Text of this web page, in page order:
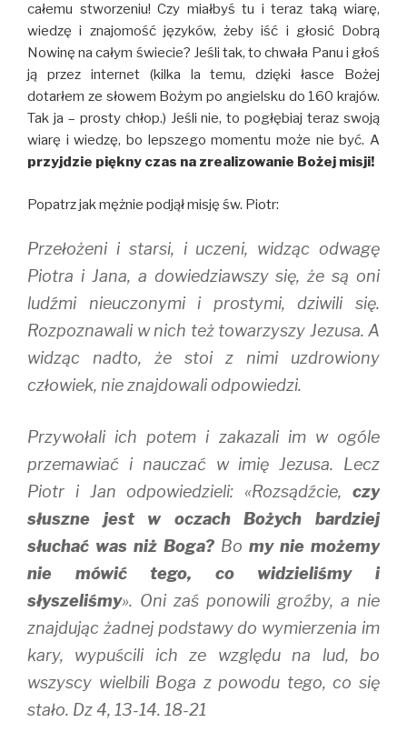
całemu stworzeniu! Czy miałbyś tu i teraz taką wiarę,
wiedzę i znajomość języków, żeby iść i głosić Dobrą
Nowinę na całym świecie? Jeśli tak, to chwała Panu i głoś
ją przez internet (kilka la temu, dzięki łasce Bożej
dotarłem ze słowem Bożym po angielsku do 160 krajów.
Tak ja – prosty chłop.) Jeśli nie, to pogłębiaj teraz swoją
wiarę i wiedzę, bo lepszego momentu może nie być. A
przyjdzie piękny czas na zrealizowanie Bożej misji!
Popatrz jak mężnie podjął misję św. Piotr:
Przełożeni i starsi, i uczeni, widząc odwagę
Piotra i Jana, a dowiedziawszy się, że są oni
ludźmi nieuczonymi i prostymi, dziwili się.
Rozpoznawali w nich też towarzyszy Jezusa. A
widząc nadto, że stoi z nimi uzdrowiony
człowiek, nie znajdowali odpowiedzi.
Przywołali ich potem i zakazali im w ogóle
przemawiać i nauczać w imię Jezusa. Lecz
Piotr i Jan odpowiedzieli: «Rozsądźcie, czy
słuszne jest w oczach Bożych bardziej
słuchać was niż Boga? Bo my nie możemy
nie mówić tego, co widzieliśmy i
słyszeliśmy». Oni zaś ponowili groźby, a nie
znajdując żadnej podstawy do wymierzenia im
kary, wypuścili ich ze względu na lud, bo
wszyscy wielbili Boga z powodu tego, co się
stało. Dz 4, 13-14. 18-21